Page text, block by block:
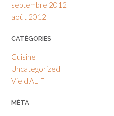
septembre 2012
août 2012
CATÉGORIES
Cuisine
Uncategorized
Vie d'ALIF
MÉTA